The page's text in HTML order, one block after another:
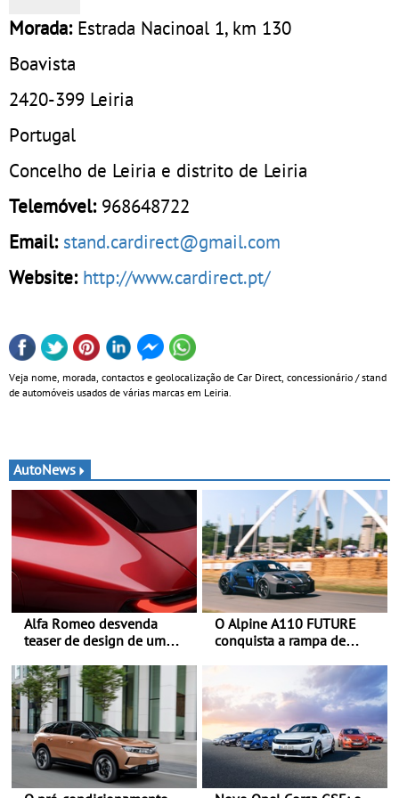
Morada: Estrada Nacinoal 1, km 130
Boavista
2420-399 Leiria
Portugal
Concelho de Leiria e distrito de Leiria
Telemóvel: 968648722
Email: stand.cardirect@gmail.com
Website: http://www.cardirect.pt/
Veja nome, morada, contactos e geolocalização de Car Direct, concessionário / stand
de automóveis usados de várias marcas em Leiria.
AutoNews
Alfa Romeo desvenda
teaser de design de um
C - Apresentado
oficialmente no quarto
trimestre de 2027
O Alpine A110 FUTURE
conquista a rampa de
dinâmica a nível mundial -
O protótipo de
desenvolvimento do Alpine
A110 FUTURE fez a sua
estreia dinâmica, em
público